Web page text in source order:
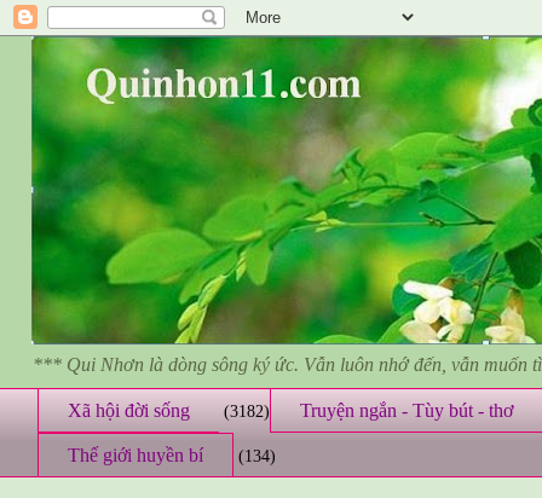
*** Qui Nhơn là dòng sông ký ức. Vẫn luôn nhớ đến, vẫn muốn
Xã hội đời sống (3182) Truyện ngắn - Tùy bút - thơ
Thế giới huyền bí (134)